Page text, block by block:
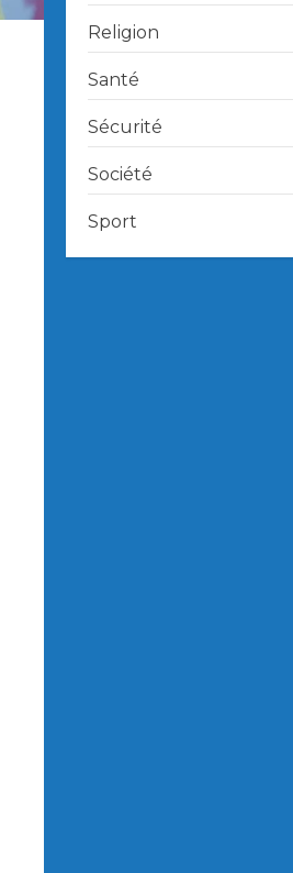
Religion
Santé
Sécurité
Société
Sport